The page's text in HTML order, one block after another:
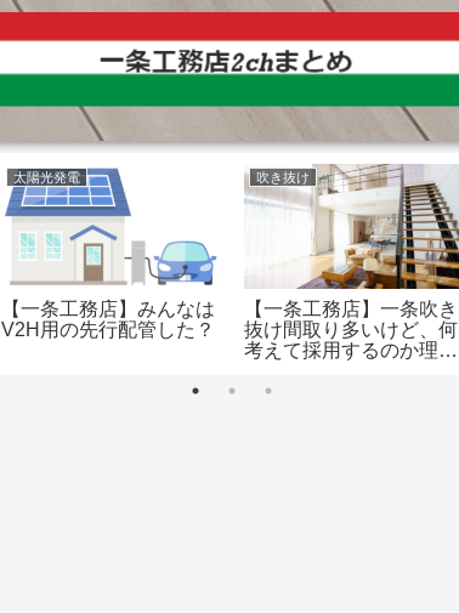
太陽光発電
【一条工務店】みんなは
V2H用の先行配管した？
吹き抜け
【一条工務店】一条吹き
抜け間取り多いけど、何
考えて採用するのか理解